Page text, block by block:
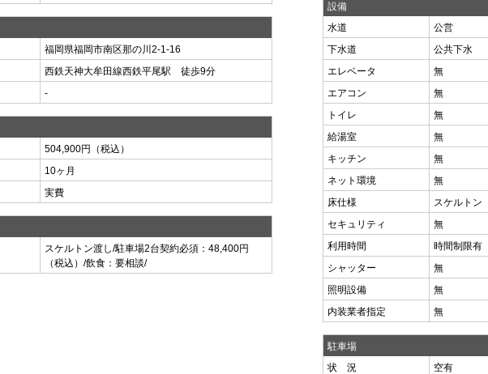
福岡県福岡市南区那の川2-1-16
西鉄天神大牟田線西鉄平尾駅 徒歩9分
-
504,900円（税込）
10ヶ月
実費
スケルトン渡し/駐車場2台契約必須：48,400円
（税込）/飲食：要相談/
設備
水道
公営
下水道
公共下水
エレベータ
無
エアコン
無
トイレ
無
給湯室
無
キッチン
無
ネット環境
無
床仕様
スケルトン
セキュリティ
無
利用時間
時間制限有
シャッター
無
照明設備
無
内装業者指定
無
駐車場
状 況
空有